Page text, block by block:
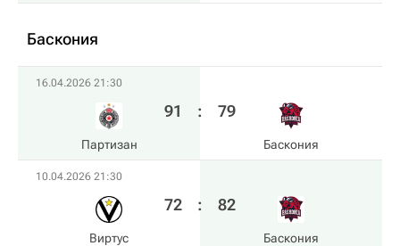
Баскония
16.04.2026 21:30
Партизан
91 : 79
Баскония
10.04.2026 21:30
Виртус
72 : 82
Баскония